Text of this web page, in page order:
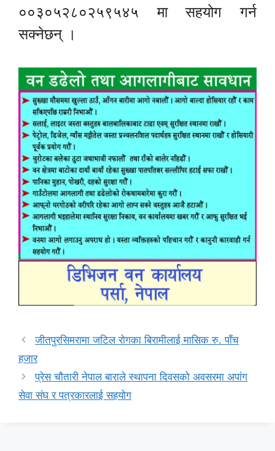
००३०५२८०२५९५४५ मा सहयोग गर्न
सक्नेछन् ।
जीतपुरसिमरामा जटिल रोगका बिरामीलाई मासिक रु. पाँच
हजार
प्रेस चौतारी नेपाल बाराले स्थापना दिवसको अवसरमा अपांग
सेवा संघ र पत्रकारलाई सहयोग